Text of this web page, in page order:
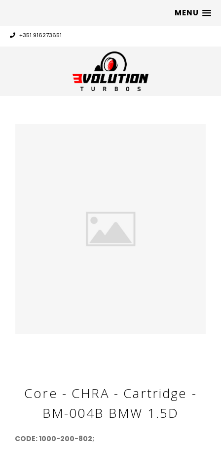
MENU
+351 916273651
Core - CHRA - Cartridge -
BM-004B BMW 1.5D
CODE: 1000-200-802;